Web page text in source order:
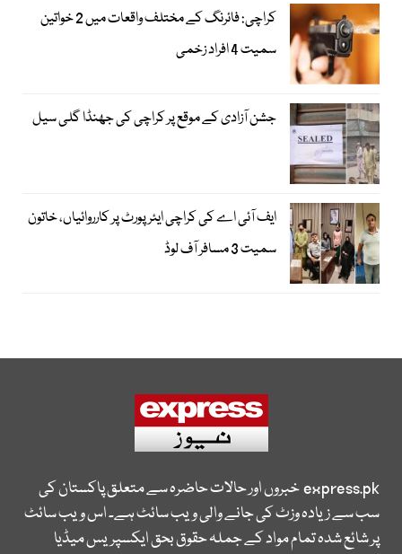
کراچی: فائرنگ کے مختلف واقعات میں 2 خواتین
سمیت 4 افراد زخمی
جشن آزادی کے موقع پر کراچی کی جھنڈا گلی سیل
ایف آئی اے کی کراچی ایئرپورٹ پر کارروائیاں، خاتون
سمیت 3 مسافر آف لوڈ
express.pkخبروں اور حالات حاضرہ سے متعلق پاکستان کی
سب سے زیادہ وزٹ کی جانے والی ویب سائٹ ہے۔ اس ویب سائٹ
پر شائع شدہ تمام مواد کے جملہ حقوق بحق ایکسپریس میڈیا